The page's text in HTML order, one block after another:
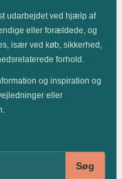
udarbejdet ved hjælp af
eller forældede, og
især ved køb, sikkerhed,
forhold.
og inspiration og
eller
Søg